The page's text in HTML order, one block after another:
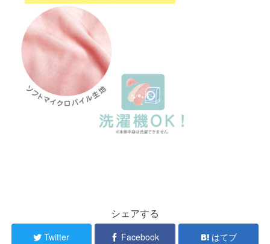
シェアする
Twitter Facebook はてブ